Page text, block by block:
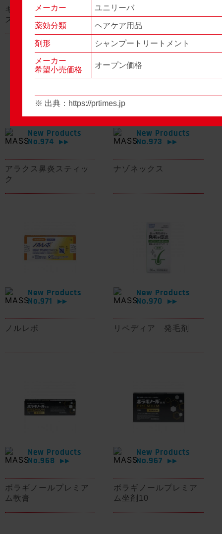
キャベジンコーワαプラ
ス顆粒
グロンサン用刃棒
New Products
No.974
▶▶
アラクス鼻炎スティッ
ク
New Products
No.973
▶▶
ナゾネックス
New Products
No.971
▶▶
ノルレボ
New Products
No.970
▶▶
リペディア 発毛剤
New Products
No.968
▶▶
ボラギノールプレミア
ム軟膏
New Products
No.967
▶▶
ボラギノールプレミア
ム坐剤10
メーカー ユニリーバ
薬効分類 ヘアケア用品
剤形 シャンプートリートメント
メーカー
希望小売価格
オープン価格
※ 出典： https://prtimes.jp